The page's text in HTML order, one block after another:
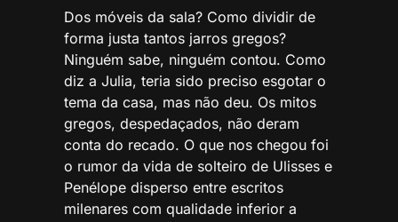
Dos móveis da sala? Como dividir de
forma justa tantos jarros gregos?
Ninguém sabe, ninguém contou. Como
diz a Julia, teria sido preciso esgotar o
tema da casa, mas não deu. Os mitos
gregos, despedaçados, não deram
conta do recado. O que nos chegou foi
o rumor da vida de solteiro de Ulisses e
Penélope disperso entre escritos
milenares com qualidade inferior a